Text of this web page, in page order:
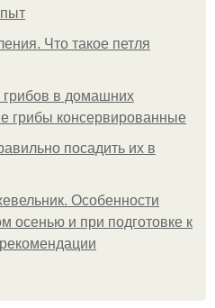
Что такое петля
в домашних
грибы консервированные
посадить их в
Особенности
осенью и при подготовке к